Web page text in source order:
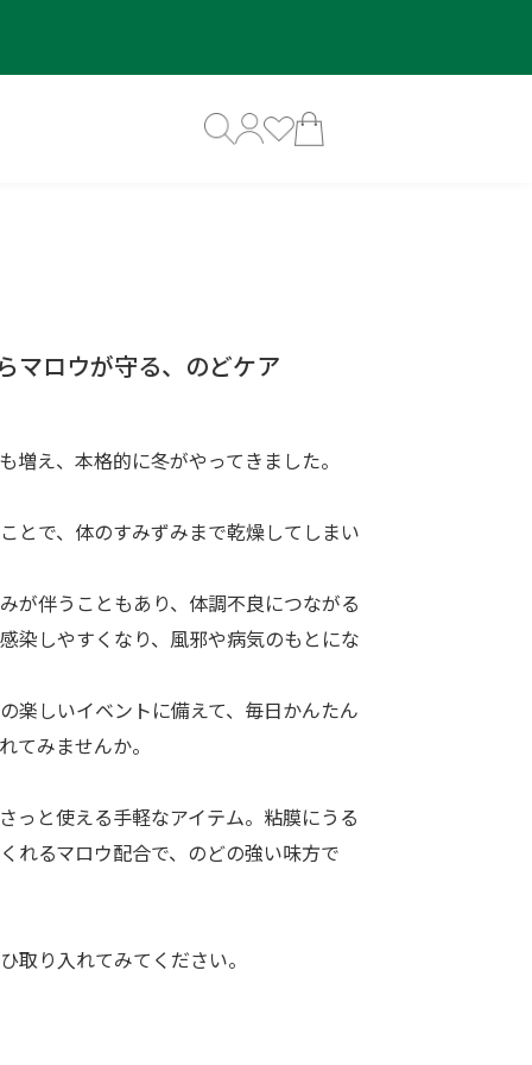
マロウが守る、のどケア
増え、本格的に冬がやってきました。
とで、体のすみずみまで乾燥してしまい
が伴うこともあり、体調不良につながる
染しやすくなり、風邪や病気のもとにな
楽しいイベントに備えて、毎日かんたん
てみませんか。
っと使える手軽なアイテム。粘膜にうる
れるマロウ配合で、のどの強い味方で
取り入れてみてください。